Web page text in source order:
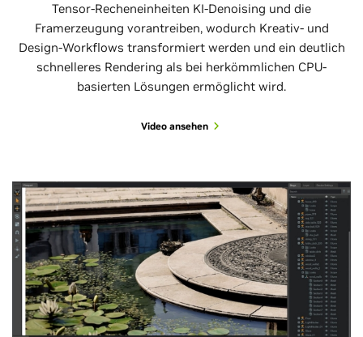
Tensor-Recheneinheiten KI-Denoising und die
Framerzeugung vorantreiben, wodurch Kreativ- und
Design-Workflows transformiert werden und ein deutlich
schnelleres Rendering als bei herkömmlichen CPU-
basierten Lösungen ermöglicht wird.
Video ansehen